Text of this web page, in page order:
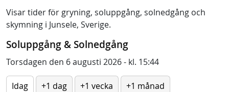
Visar tider för gryning, soluppgång, solnedgång och
skymning i Junsele, Sverige.
Soluppgång & Solnedgång
Torsdagen den 6 augusti 2026 - kl. 15:44
Idag +1 dag +1 vecka
+1 månad